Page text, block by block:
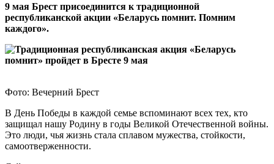
9 мая Брест присоединится к традиционной
республиканской акции «Беларусь помнит. Помним
каждого».
Фото: Вечерний Брест
В День Победы в каждой семье вспоминают всех тех, кто
защищал нашу Родину в годы Великой Отечественной войны.
Это люди, чья жизнь стала сплавом мужества, стойкости,
самоотверженности.